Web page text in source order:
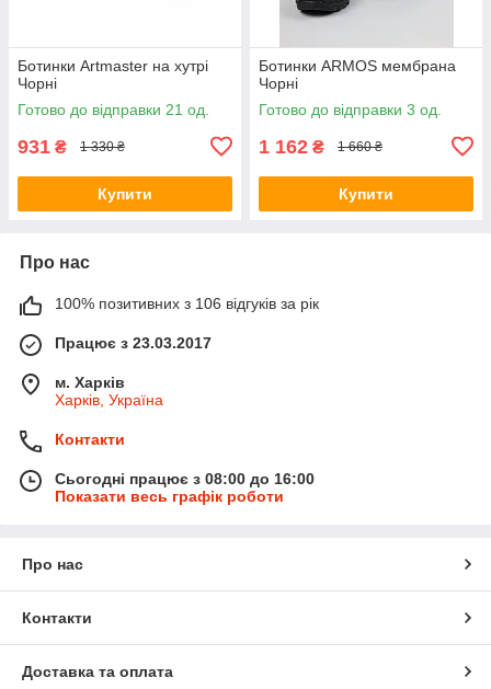
Ботинки Artmaster на хутрі
Чорні
Готово до відправки 21 од.
931 ₴ 1 330 ₴
Купити
Ботинки ARMOS мембрана
Чорні
Готово до відправки 3 од.
1 162 ₴ 1 660 ₴
Купити
Про нас
100% позитивних з 106 відгуків за рік
Працює з 23.03.2017
м. Харків
Харків, Україна
Контакти
Сьогодні працює з 08:00 до 16:00
Показати весь графік роботи
Про нас
Контакти
Доставка та оплата